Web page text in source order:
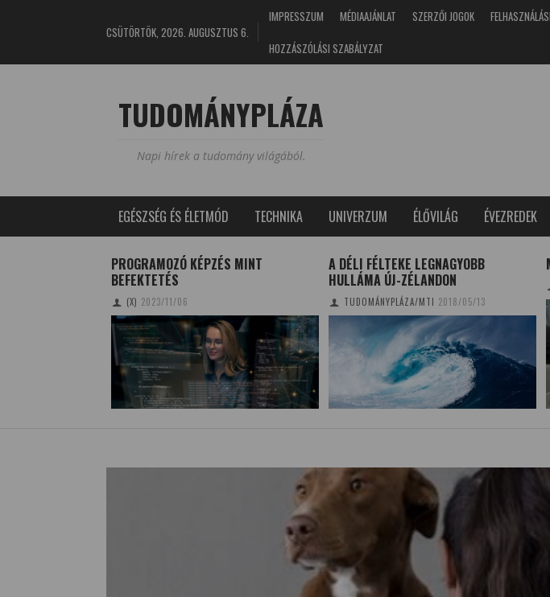
CSÜTÖRTÖK, 2026. AUGUSZTUS 6.
IMPRESSZUM MÉDIAAJÁNLAT SZERZŐI JOGOK
HOZZÁSZÓLÁSI SZABÁLYZAT
TUDOMÁNYPLÁZA
Napi hírek a tudomány világából.
EGÉSZSÉG ÉS ÉLETMÓD TECHNIKA UNIVERZUM ÉLŐVILÁG ÉVEZREDEK
PROGRAMOZÓ KÉPZÉS MINT
BEFEKTETÉS
(X) 2023/11/06
A DÉLI FÉLTEKE LEGNAGYOBB
HULLÁMA ÚJ-ZÉLANDON
TUDOMÁNYPLÁZA/MTI 2018/05/13